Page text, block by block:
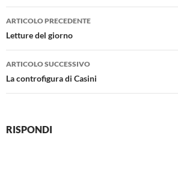
Navigazione
articolo
ARTICOLO PRECEDENTE
Letture del giorno
ARTICOLO SUCCESSIVO
La controfigura di Casini
RISPONDI